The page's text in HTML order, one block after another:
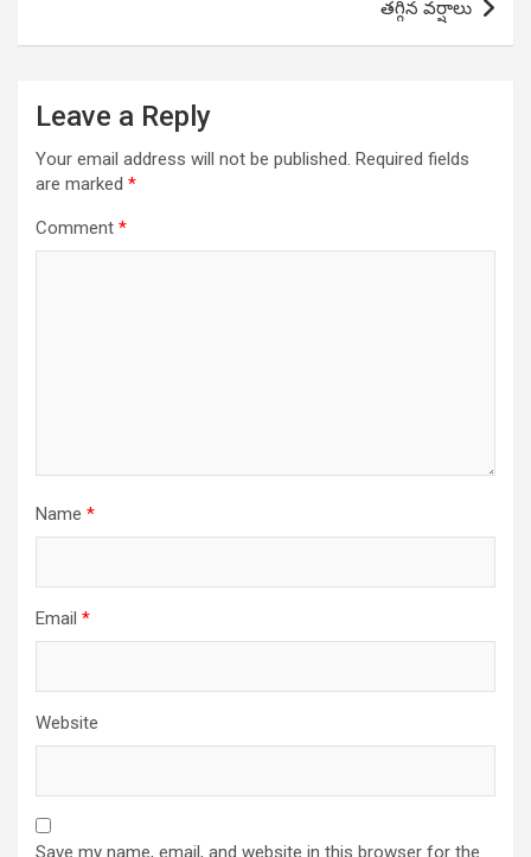
తగ్గిన వర్షాలు
Leave a Reply
Your email address will not be published. Required fields
are marked *
Comment *
Name *
Email *
Website
Save my name, email, and website in this browser for the